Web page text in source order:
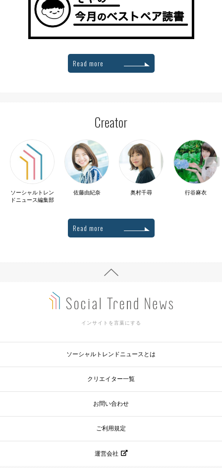
Read more
Creator
ソーシャルトレン
ドニュース編集部
佐藤由紀奈 奥村千尋 行谷麻衣
Read more
インサイトを言葉にする
ソーシャルトレンドニュースとは
クリエイター一覧
お問い合わせ
ご利用規定
運営会社